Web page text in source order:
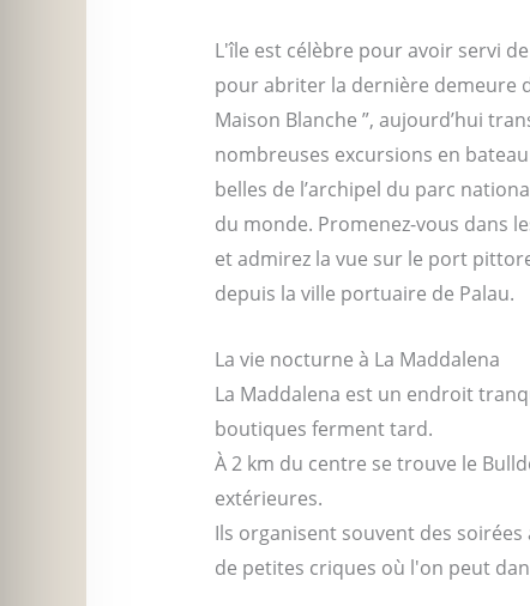
L'île est célèbre pour avoir servi
pour abriter la dernière demeure
Maison Blanche ”, aujourd’hui
nombreuses excursions en
belles de l’archipel du parc
du monde. Promenez-vous dans
et admirez la vue sur le port
depuis la ville portuaire de Palau.
La vie nocturne à La Maddalena
La Maddalena est un endroit
boutiques ferment tard.
À 2 km du centre se trouve le
extérieures.
Ils organisent souvent des
de petites criques où l'on peut